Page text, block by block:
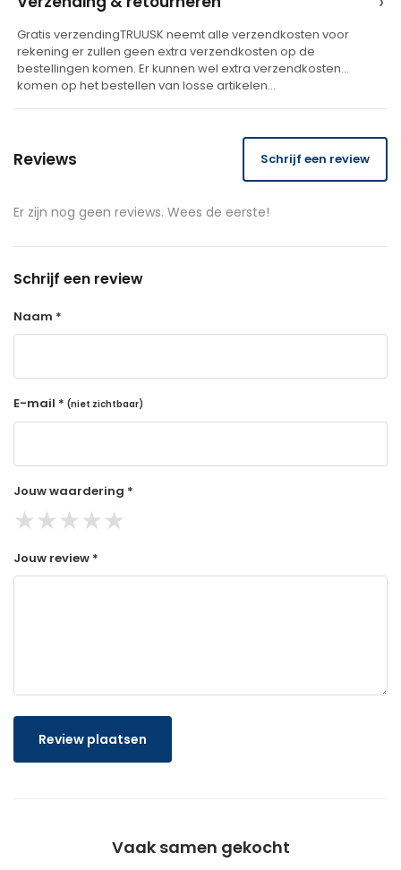
Gratis verzendingTRUUSK neemt alle verzendkosten voor
rekening er zullen geen extra verzendkosten op de
bestellingen komen. Er kunnen wel extra verzendkosten
komen op het bestellen van losse artikelen…
Reviews Schrijf een review
Er zijn nog geen reviews. Wees de eerste!
Schrijf een review
Naam *
E-mail * (niet zichtbaar)
Jouw waardering *
★★★★★
Jouw review *
Review plaatsen
Vaak samen gekocht